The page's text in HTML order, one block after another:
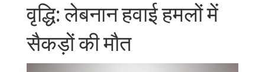
वृद्धि: लेबनान हवाई हमलों में
सैकड़ों की मौत